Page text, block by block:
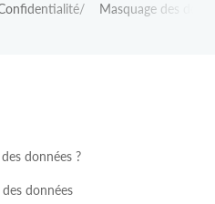
/ Masquage des
données ?
données